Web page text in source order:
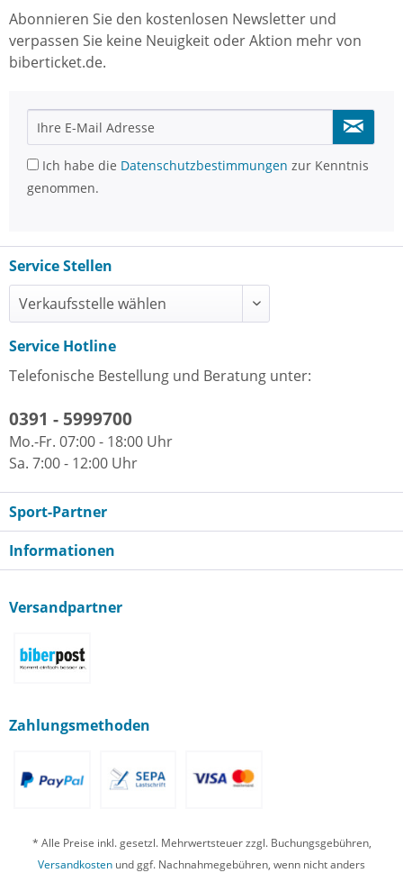
Abonnieren Sie den kostenlosen Newsletter und
verpassen Sie keine Neuigkeit oder Aktion mehr von
biberticket.de.
Ich habe die Datenschutzbestimmungen zur Kenntnis
genommen.
Service Stellen
Service Hotline
Telefonische Bestellung und Beratung unter:
0391 - 5999700
Mo.-Fr. 07:00 - 18:00 Uhr
Sa. 7:00 - 12:00 Uhr
Sport-Partner
Informationen
Versandpartner
Zahlungsmethoden
* Alle Preise inkl. gesetzl. Mehrwertsteuer zzgl. Buchungsgebühren,
Versandkosten und ggf. Nachnahmegebühren, wenn nicht anders